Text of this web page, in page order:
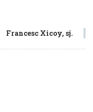
Francesc Xicoy, sj.